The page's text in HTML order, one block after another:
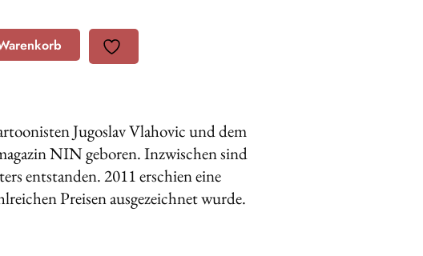
Jugoslav Vlahovic und dem
NIN geboren. Inzwischen sind
entstanden. 2011 erschien eine
Preisen ausgezeichnet wurde.